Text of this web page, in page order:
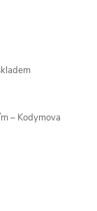
– Kodymova